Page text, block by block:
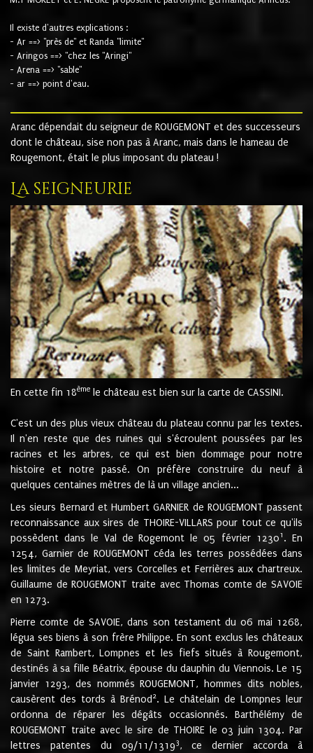
Il existe d'autres explications :
- Ar ==> "près de" et Randa "limite"
- Aringos ==> "chez les "Aringi"
- Arena ==> "sable"
- ar ==> point d'eau.
Aranc dépendait du seigneur de ROUGEMONT et des successeurs
dont le château, sise non pas à Aranc, mais dans le hameau de
Rougemont, était le plus imposant du plateau !
La seigneurie
En cette fin 18ème le château est bien sur la carte de CASSINI.
C'est un des plus vieux château du plateau connu par les textes.
Il n'en reste que des ruines qui s'écroulent poussées par les
racines et les arbres, ce qui est bien dommage pour notre
histoire et notre passé. On préfère construire du neuf à
quelques centaines mètres de là un village ancien...
Les sieurs Bernard et Humbert GARNIER de ROUGEMONT passent
reconnaissance aux sires de THOIRE-VILLARS pour tout ce qu'ils
possèdent dans le Val de Rogemont le 05 février 12301 . En
1254, Garnier de ROUGEMONT céda les terres possédées dans
les limites de Meyriat, vers Corcelles et Ferrières aux chartreux.
Guillaume de ROUGEMONT traite avec Thomas comte de SAVOIE
en 1273.
Pierre comte de SAVOIE, dans son testament du 06 mai 1268,
légua ses biens à son frère Philippe. En sont exclus les châteaux
de Saint Rambert, Lompnes et les fiefs situés à Rougemont,
destinés à sa fille Béatrix, épouse du dauphin du Viennois. Le 15
janvier 1293, des nommés ROUGEMONT, hommes dits nobles,
causèrent des tords à Brénod 2. Le châtelain de Lompnes leur
ordonna de réparer les dégâts occasionnés. Barthélémy de
ROUGEMONT traite avec le sire de THOIRE le 03 juin 1304. Par
lettres patentes du 09/11/13193, ce dernier accorda à